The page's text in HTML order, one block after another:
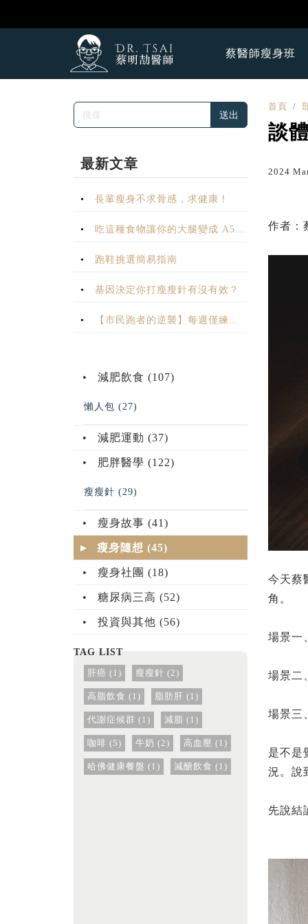
蔡醫師瘦身班
送出
最新文章
長輩瘦身不求骨感，求健康！
和牛？
跑鞋挑選簡易指南
基因決定你打瘦瘦針有沒有效？
減肥飲食 (107)
懶人包 (27)
減肥運動 (37)
肥胖醫學 (122)
瘦瘦針 (29)
瘦身故事 (41)
瘦身隨想 (45)
瘦身社團 (18)
糖尿病三高 (52)
投資與其他 (56)
肝癌 (1) 瘦瘦針 (2)
高脂飲食 (1) 脂肪肝 (1)
代謝症候群 (1) 減脂 (1)
咖啡 (5) 牛奶 (2) 高血壓 (1)
哈佛健康餐盤 (1) 減醣飲食 (1)
首頁
談
2024
作者：
今天蔡
角。
場景一
場景二
場景三
是不是
況。說
先說結